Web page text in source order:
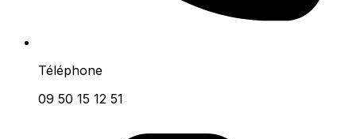
Téléphone
09 50 15 12 51